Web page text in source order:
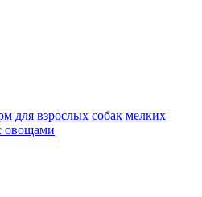
для взрослых собак мелких
овощами